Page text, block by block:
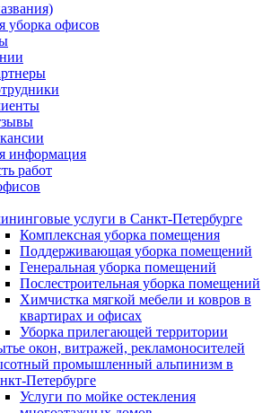
уборка офисов
информация
работ
услуги в Санкт-Петербурге
Комплексная уборка помещения
Поддерживающая уборка помещений
Генеральная уборка помещений
Послестроительная уборка помещений
Химчистка мягкой мебели и ковров в
квартирах и офисах
Уборка прилегающей территории
окон, витражей, рекламоносителей
промышленный альпинизм в
Петербурге
Услуги по мойке остекления